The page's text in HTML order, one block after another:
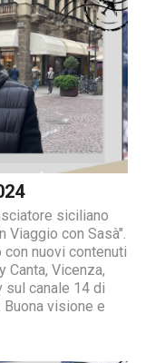
siciliano
Viaggio con Sasà".
nuovi contenuti
Canta, Vicenza,
sul canale 14 di
visione e